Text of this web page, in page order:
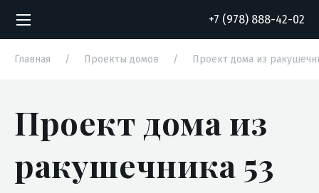
+7 (978) 888-42-02
Главная / Проекты домов / Проект дома из
Проект дома из
ракушечника 53
данных
данных